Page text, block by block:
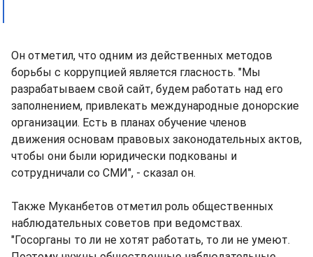
Он отметил, что одним из действенных методов
борьбы с коррупцией является гласность. "Мы
разрабатываем свой сайт, будем работать над его
заполнением, привлекать международные донорские
организации. Есть в планах обучение членов
движения основам правовых законодательных актов,
чтобы они были юридически подкованы и
сотрудничали со СМИ", - сказал он.
Также Муканбетов отметил роль общественных
наблюдательных советов при ведомствах.
"Госорганы то ли не хотят работать, то ли не умеют.